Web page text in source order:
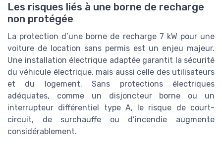
Les risques liés à une borne de recharge
non protégée
La protection d’une borne de recharge 7 kW pour une
voiture de location sans permis est un enjeu majeur.
Une installation électrique adaptée garantit la sécurité
du véhicule électrique, mais aussi celle des utilisateurs
et du logement. Sans protections électriques
adéquates, comme un disjoncteur borne ou un
interrupteur différentiel type A, le risque de court-
circuit, de surchauffe ou d’incendie augmente
considérablement.